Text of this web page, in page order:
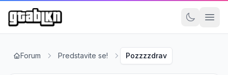
Forum Predstavite se! Pozzzzdrav